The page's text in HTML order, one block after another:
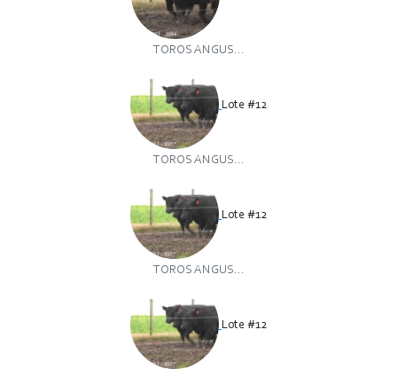
TOROS ANGUS...
Lote #12
TOROS ANGUS...
Lote #12
TOROS ANGUS...
Lote #12